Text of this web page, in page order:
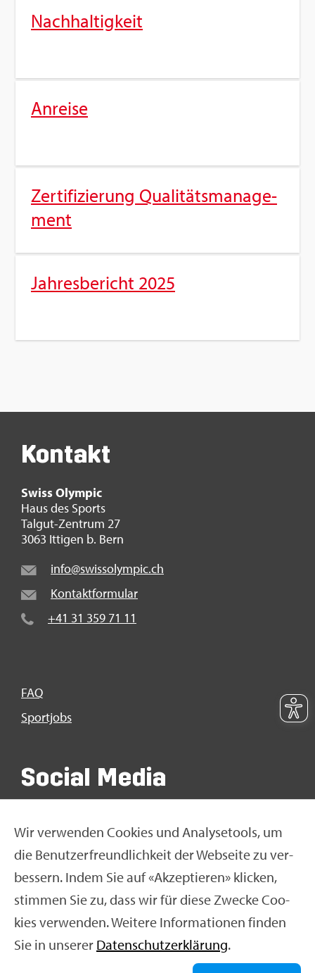
Nach­hal­tig­keit
An­rei­se
Zer­ti­fi­zie­rung Qua­li­täts­ma­nage­
ment
Jah­res­be­richt 2025
Wir ver­wen­den Coo­kies und Ana­ly­se­tools, um
die Be­nut­zer­freund­lich­keit der Web­sei­te zu ver­
bes­sern. Indem Sie auf «Ak­zep­tie­ren» kli­cken,
stim­men Sie zu, dass wir für diese Zwe­cke Coo­
kies ver­wen­den. Wei­te­re In­for­ma­tio­nen fin­den
Sie in un­se­rer Da­ten­schut­z­er­klä­rung.
Kon­takt
Swiss Olym­pic
Haus des Sports
Tal­gut-Zen­trum 27
3063 It­ti­gen b. Bern
info@​swi​ssol​ympi​c.​ch
Kon­takt­for­mu­lar
+41 31 359 71 11
FAQ
Sport­jobs
So­ci­al Media
Im­pres­sum|Da­ten­schut­z­er­